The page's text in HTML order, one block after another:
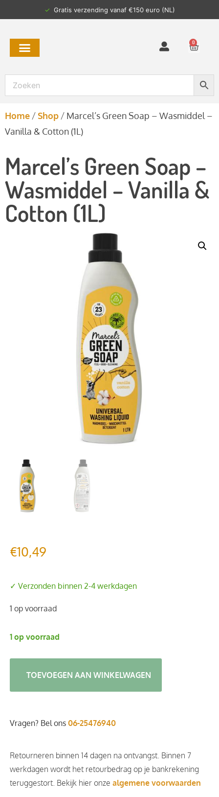
✓ Gratis verzending vanaf €150 euro (NL)
0
Home / Shop / Marcel’s Green Soap – Wasmiddel –
Vanilla & Cotton (1L)
Marcel’s Green Soap –
Wasmiddel – Vanilla &
Cotton (1L)
€10,49
✓ Verzonden binnen 2-4 werkdagen
1 op voorraad
1 op voorraad
TOEVOEGEN AAN WINKELWAGEN
Vragen? Bel ons 06-25476940
Retourneren binnen 14 dagen na ontvangst. Binnen 7
werkdagen wordt het retourbedrag op je bankrekening
teruggestort. Bekijk hier onze algemene voorwaarden